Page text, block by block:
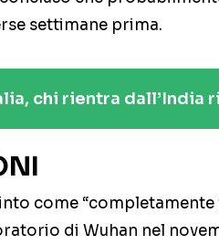
settimane prima.
chi rientra dall’India
come
di Wuhan nel